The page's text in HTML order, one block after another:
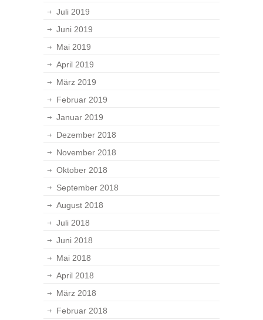
Juli 2019
Juni 2019
Mai 2019
April 2019
März 2019
Februar 2019
Januar 2019
Dezember 2018
November 2018
Oktober 2018
September 2018
August 2018
Juli 2018
Juni 2018
Mai 2018
April 2018
März 2018
Februar 2018